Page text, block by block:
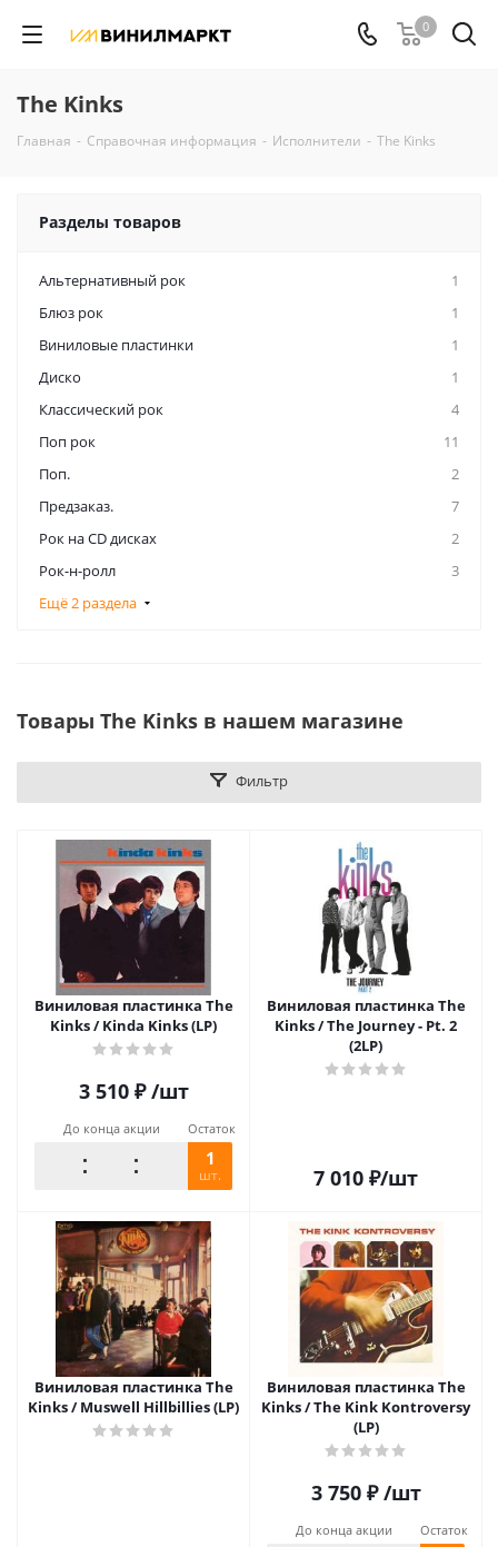
0
The Kinks
Главная - Справочная информация - Исполнители - The Kinks
Разделы товаров
Альтернативный рок
1
Блюз рок
1
Виниловые пластинки
1
Диско
1
Классический рок
4
Поп рок
11
Поп.
2
Предзаказ.
7
Рок на CD дисках
2
Рок-н-ролл
3
Ещё 2 раздела
Товары The Kinks в нашем магазине
Фильтр
Виниловая пластинка The
Kinks / Kinda Kinks (LP)
3 510₽ /шт
До конца акции Остаток
1
шт.
Виниловая пластинка The
Kinks / The Journey - Pt. 2
(2LP)
7 010 ₽/шт
Виниловая пластинка The
Kinks / Muswell Hillbillies (LP)
Виниловая пластинка The
Kinks / The Kink Kontroversy
(LP)
3 750₽ /шт
До конца акции Остаток